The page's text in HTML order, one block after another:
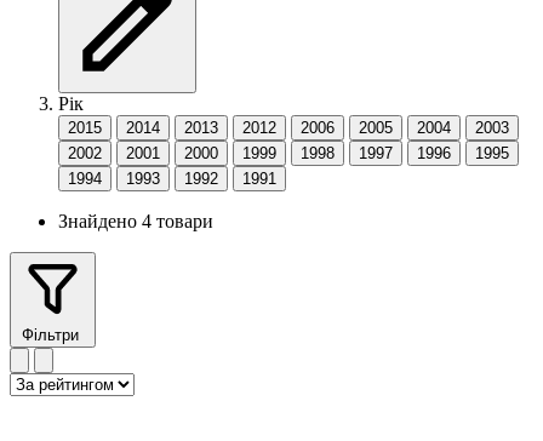
Рік
2015 2014 2013 2012 2006 2005 2004
2003
2002
2001 2000 1999 1998 1997 1996
1995
1994
1993 1992 1991
Знайдено 4 товари
Фільтри